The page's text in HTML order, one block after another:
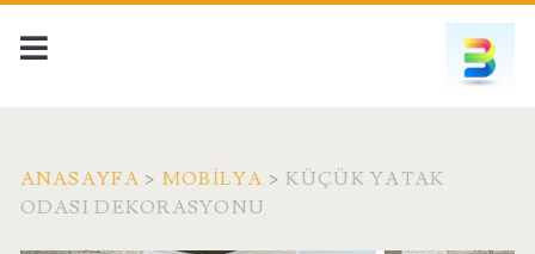
ANASAYFA > MOBILYA > KÜÇÜK YATAK
ODASI DEKORASYONU